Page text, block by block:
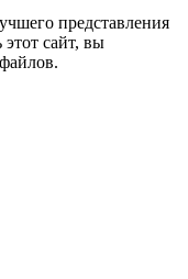
представления
сайт, вы